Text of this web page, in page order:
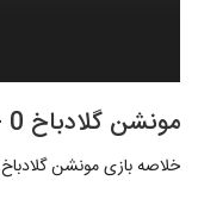
مونشن گلادباخ 0 - فرایبورگ 3
خلاصه بازی مونشن گلادباخ 0 - فرایبورگ 3